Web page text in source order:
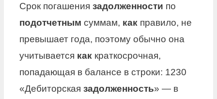
Срок погашения задолженности по
подотчетным суммам, как правило, не
превышает года, поэтому обычно она
учитывается как краткосрочная,
попадающая в балансе в строки: 1230
«Дебиторская задолженность» — в